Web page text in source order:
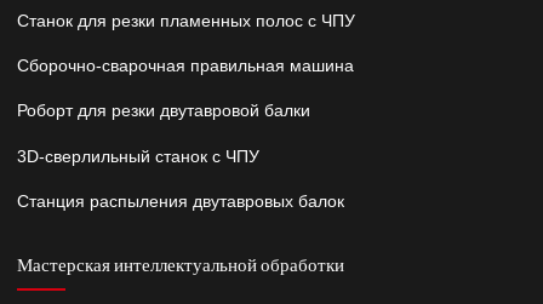
Станок для резки пламенных полос с ЧПУ
Сборочно-сварочная правильная машина
Роборт для резки двутавровой балки
3D-сверлильный станок с ЧПУ
Станция распыления двутавровых балок
Мастерская интеллектуальной обработки